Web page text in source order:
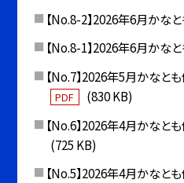
【No.8-2】2026年6月かな
【No.8-1】2026年6月かな
【No.7】2026年5月かなと
PDF
(830 KB)
【No.6】2026年4月かなとも
(725 KB)
【No.5】2026年4月かなと